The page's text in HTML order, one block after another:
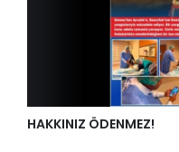
HAKKINIZ ÖDENMEZ!